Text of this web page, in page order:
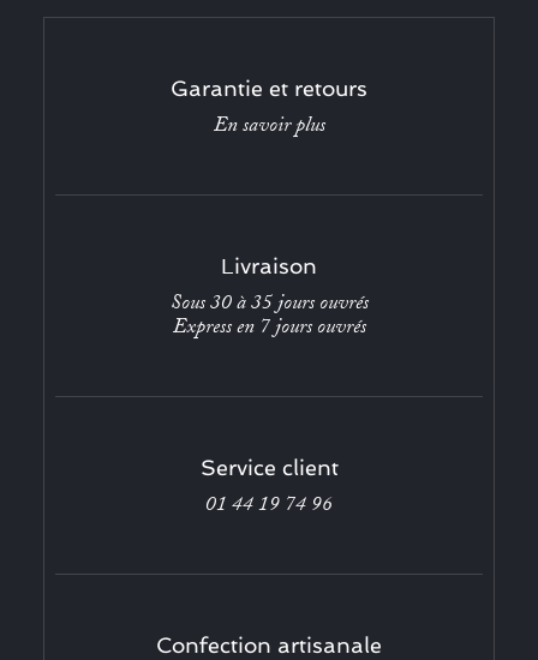
Garantie et retours
En savoir plus
Livraison
Sous 30 à 35 jours ouvrés
Express en 7 jours ouvrés
Service client
01 44 19 74 96
Confection artisanale